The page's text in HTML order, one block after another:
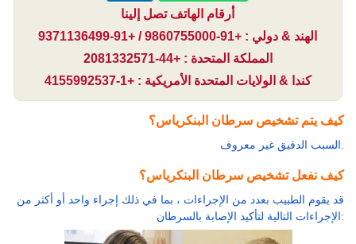
أرقام الهاتف تصل إلينا
الهند & دولي : +91-9860755000 / +91-9371136499
المملكة المتحدة : +44-2081332571
كندا & الولايات المتحدة الأمريكية : +1-4155992537
كيف يتم تشخيص سرطان البنكرياس؟
كيف نفعل تشخيص سرطان البنكرياس؟
قد يقوم الطبيب بعدد من الإجراءات ، بما في ذلك إجراء واحد أو أكثر من
الإجراءات التالية لتأكيد الإصابة بالسرطان: